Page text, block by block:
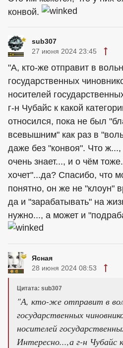
конвой.
sub307
27 июня 2024 23:45
"А, кто-же отправит в
государственных
носителей
г-н Чубайс к какой
относился, пока не был
всевышним" как раз в
даже без "конвоя". Что
очень знает..., и о чём
хочет"...да? Спасибо, что
понятно, он же не "клоун"
да и "зарабатывать" на
нужно..., а может и
Ясная
28 июня 2024 08:53
Цитата: sub307
"А, кто-же отправит в
государственных
носителей
Интересно...,а г-н Чубайс